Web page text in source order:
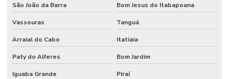
Flange Inox Distribuidor Minas Gerais
Fornecedor De Conexões Galvanizadas Em Minas Gerais
São João da Barra Bom Jesus do Itabapoana
Vassouras Tanguá
Arraial do Cabo Itatiaia
Paty do Alferes Bom Jardim
Iguaba Grande Piraí